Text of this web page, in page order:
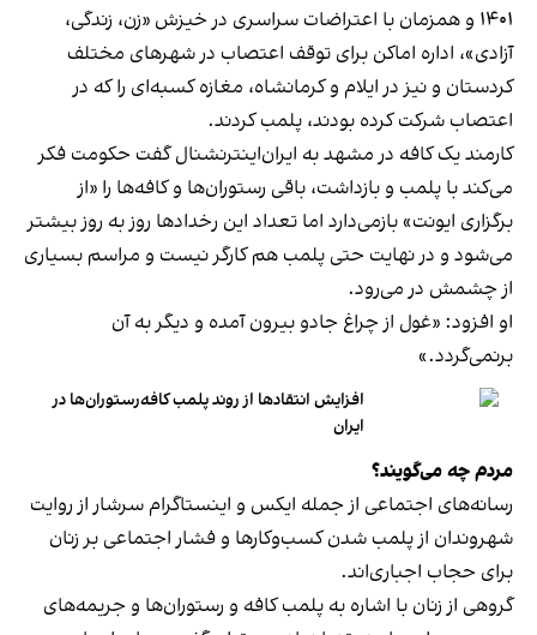
۱۴۰۱ و همزمان با اعتراضات سراسری در خیزش «زن، زندگی،
آزادی»، اداره اماکن برای توقف اعتصاب در شهرهای مختلف
کردستان و نیز در ایلام و کرمانشاه، مغازه کسبه‌ای را که در
اعتصاب شرکت کرده بودند، پلمب کردند.
کارمند یک کافه در مشهد به ایران‌اینترنشنال گفت حکومت فکر
می‌کند با پلمب و بازداشت، باقی رستوران‌ها و کافه‌ها را «از
برگزاری ایونت» بازمی‌دارد اما تعداد این رخدادها روز به روز بیشتر
می‌شود و در نهایت حتی پلمب هم کارگر نیست و مراسم بسیاری
از چشمش در می‌رود.
او افزود: «غول از چراغ جادو بیرون آمده و دیگر به آن
برنمی‎‌گردد.»
افزایش انتقادها از روند پلمب کافه‌رستوران‌ها در
ایران
مردم چه می‌گویند؟
رسانه‎‌های اجتماعی از جمله ایکس و اینستاگرام سرشار از روایت
شهروندان از پلمب شدن کسب‌وکارها و فشار اجتماعی بر زنان
برای حجاب اجباری‌اند.
گروهی از زنان با اشاره به پلمب کافه و رستوران‌ها و جریمه‌های